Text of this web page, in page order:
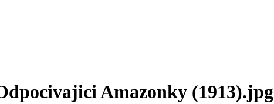
Amazonky (1913).jpg